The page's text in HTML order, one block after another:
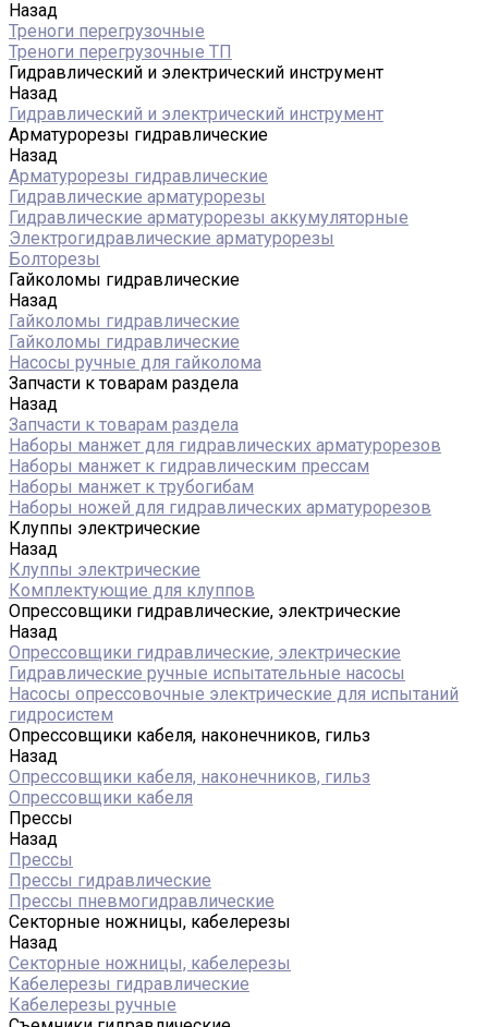
Назад
Треноги перегрузочные
Треноги перегрузочные ТП
Гидравлический и электрический инструмент
Назад
Гидравлический и электрический инструмент
Арматурорезы гидравлические
Назад
Арматурорезы гидравлические
Гидравлические арматурорезы
Гидравлические арматурорезы аккумуляторные
Электрогидравлические арматурорезы
Болторезы
Гайколомы гидравлические
Назад
Гайколомы гидравлические
Гайколомы гидравлические
Насосы ручные для гайколома
Запчасти к товарам раздела
Назад
Запчасти к товарам раздела
Наборы манжет для гидравлических арматурорезов
Наборы манжет к гидравлическим прессам
Наборы манжет к трубогибам
Наборы ножей для гидравлических арматурорезов
Клуппы электрические
Назад
Клуппы электрические
Комплектующие для клуппов
Опрессовщики гидравлические, электрические
Назад
Опрессовщики гидравлические, электрические
Гидравлические ручные испытательные насосы
Насосы опрессовочные электрические для испытаний
гидросистем
Опрессовщики кабеля, наконечников, гильз
Назад
Опрессовщики кабеля, наконечников, гильз
Опрессовщики кабеля
Прессы
Назад
Прессы
Прессы гидравлические
Прессы пневмогидравлические
Секторные ножницы, кабелерезы
Назад
Секторные ножницы, кабелерезы
Кабелерезы гидравлические
Кабелерезы ручные